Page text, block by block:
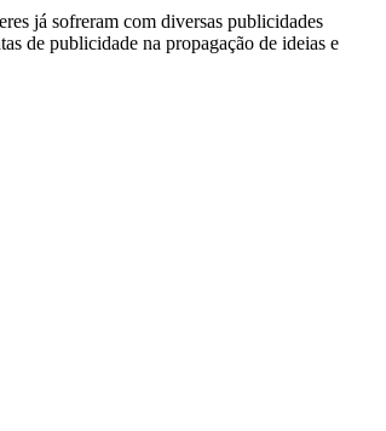
já sofreram com diversas publicidades
de publicidade na propagação de ideias e